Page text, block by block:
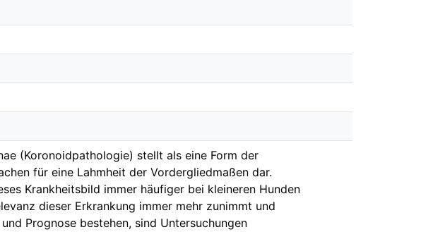
(Koronoidpathologie) stellt als eine Form der
für eine Lahmheit der Vordergliedmaßen dar.
Krankheitsbild immer häufiger bei kleineren Hunden
dieser Erkrankung immer mehr zunimmt und
Prognose bestehen, sind Untersuchungen